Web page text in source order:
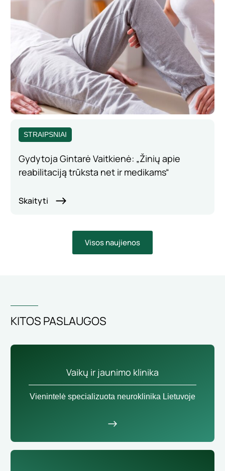
STRAIPSNIAI
Gydytoja Gintarė Vaitkienė: „Žinių apie
reabilitaciją trūksta net ir medikams“
Skaityti
Visos naujienos
KITOS PASLAUGOS
Vaikų ir jaunimo klinika
Vienintelė specializuota neuroklinika Lietuvoje